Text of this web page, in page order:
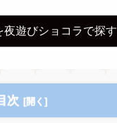
遊びショコラで探す
次